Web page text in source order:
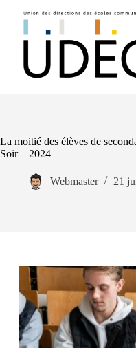
La moitié des élèves de
Soir – 2024 –
Webmaster 21